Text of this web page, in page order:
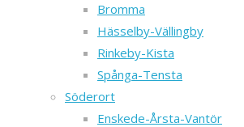
Bromma
Hässelby-Vällingby
Rinkeby-Kista
Spånga-Tensta
Söderort
Enskede-Årsta-Vantör